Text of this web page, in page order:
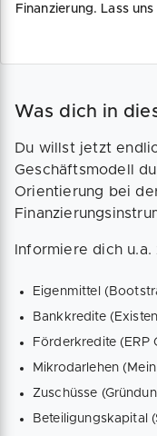
Finanzierung. Lass
Was dich in
Du willst jetzt
Geschäftsmodell
Orientierung bei
Informiere dich u.a.
Eigenmittel
Bankkredite
Förderkredite (ERP
Mikrodarlehen
Zuschüsse
Beteiligungskapital